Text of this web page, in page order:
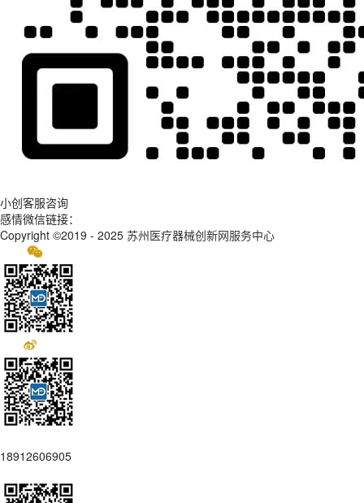
小创客服咨询
感情微信链接：
Copyright ©2019 - 2025 苏州医疗器械创新网服务中心
18912606905